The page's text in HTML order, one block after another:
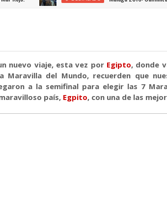
nuevo viaje, esta vez por Egipto, donde
Maravilla del Mundo, recuerden que
a la semifinal para elegir las 7
país, Egpito, con una de las